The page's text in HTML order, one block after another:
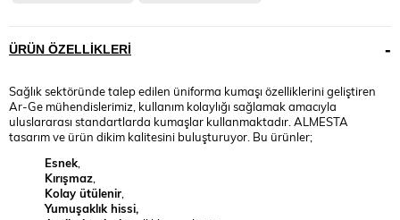
ÜRÜN ÖZELLIKLERI
Sağlık sektöründe talep edilen üniforma kumaşı özelliklerini geliştiren
Ar-Ge mühendislerimiz, kullanım kolaylığı sağlamak amacıyla
uluslararası standartlarda kumaşlar kullanmaktadır. ALMESTA
tasarım ve ürün dikim kalitesini buluşturuyor. Bu ürünler;
Esnek
Kırışmaz
Kolay ütülenir
Yumuşaklık hissi,